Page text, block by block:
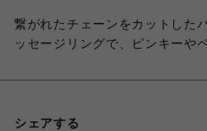
繋がれたチェーンをカットした
ッセージリングで、ピンキーや
シェアする